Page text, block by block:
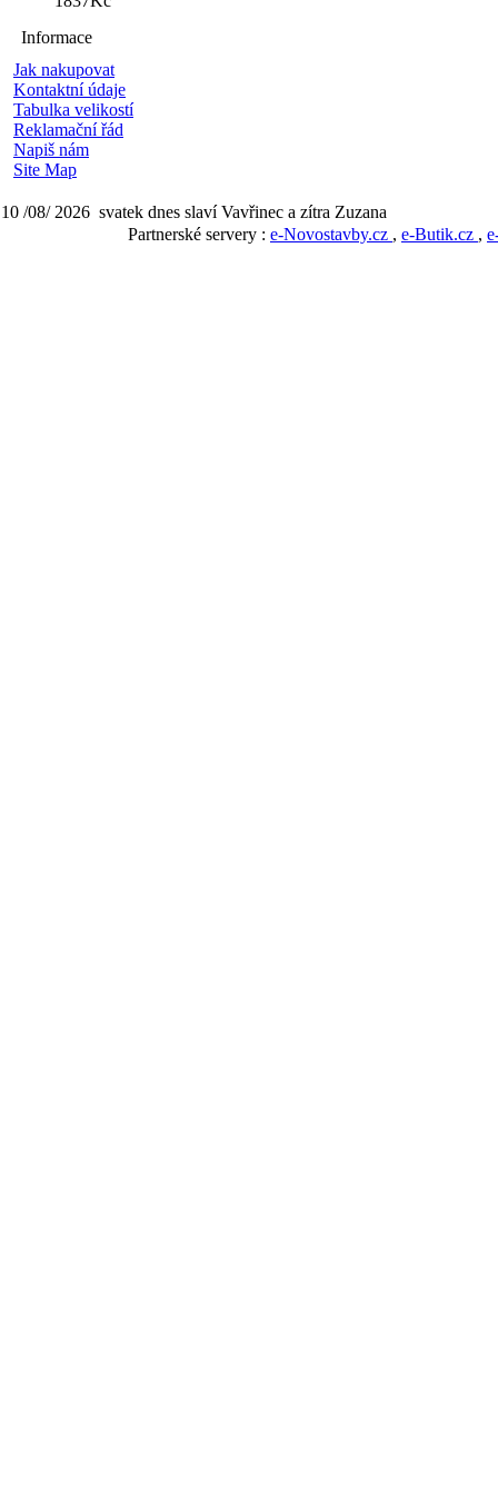
Informace
Jak nakupovat
Kontaktní údaje
Tabulka velikostí
Reklamační řád
Napiš nám
Site Map
10 /08/ 2026 svatek dnes slaví Vavřinec a zítra Zuzana
Partnerské servery : e-Novostavby.cz , e-Butik.cz ,